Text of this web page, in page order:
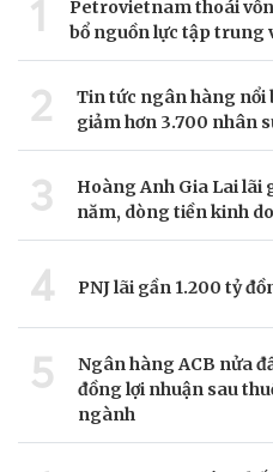
1
Petrovietnam thoái
bổ nguồn lực tập trung
2
Tin tức ngân hàng nổi
giảm hơn 3.700 nhân
3
Hoàng Anh Gia Lai lãi
năm, dòng tiền kinh
4 PNJ lãi gần 1.200 tỷ
5
Ngân hàng ACB nửa
đồng lợi nhuận sau
ngành